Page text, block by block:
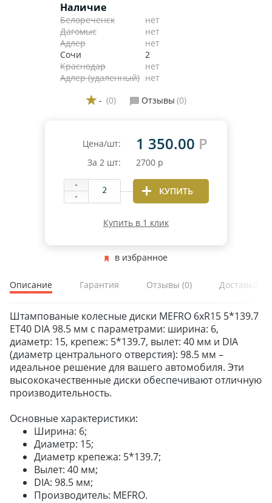
Наличие
Белореченск
нет
Дагомыс
нет
Адлер
нет
Сочи
2
Краснодар
нет
Адлер (удаленный) нет
- (0) Отзывы (0)
Цена/шт: 1 350.00 Р
За 2 шт: 2700 р
КУПИТЬ
Купить в 1 клик
в избранное
Описание Гарантия Отзывы (0) Доставка и
Штампованые колесные диски MEFRO 6xR15 5*139.7
ET40 DIA 98.5 мм с параметрами: ширина: 6,
диаметр: 15, крепеж: 5*139.7, вылет: 40 мм и DIA
(диаметр центрального отверстия): 98.5 мм –
идеальное решение для вашего автомобиля. Эти
высококачественные диски обеспечивают отличную
производительность.
Основные характеристики:
Ширина: 6;
Диаметр: 15;
Диаметр крепежа: 5*139.7;
Вылет: 40 мм;
DIA: 98.5 мм;
Производитель: MEFRO.